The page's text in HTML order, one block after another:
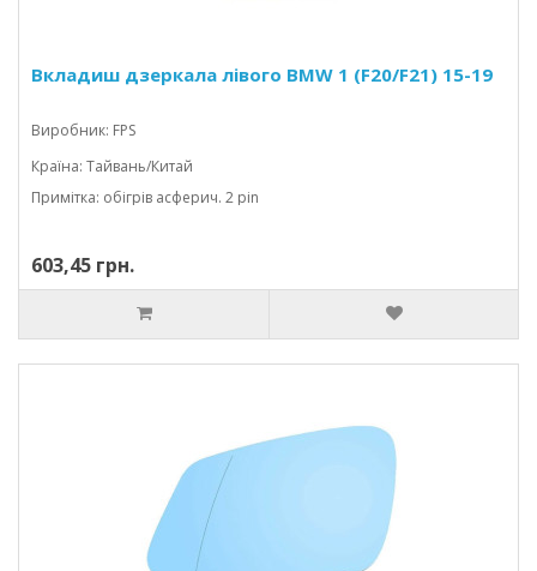
Вкладиш дзеркала лівого BMW 1 (F20/F21) 15-19
Виробник: FPS
Країна: Тайвань/Китай
Примітка: обігрів асферич. 2 pin
603,45 грн.